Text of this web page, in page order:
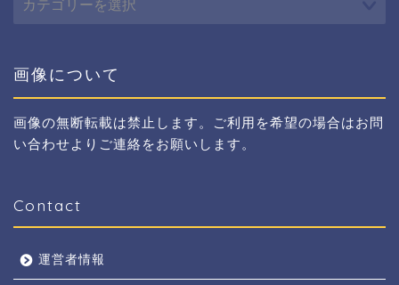
画像について
画像の無断転載は禁止します。ご利用を希望の場合はお問
い合わせよりご連絡をお願いします。
Contact
運営者情報